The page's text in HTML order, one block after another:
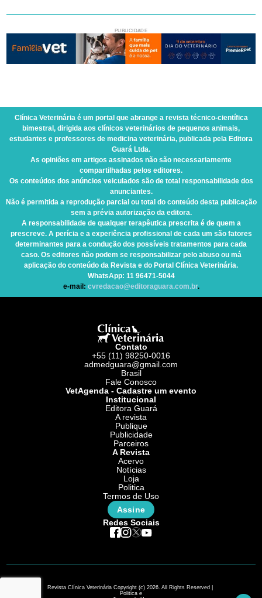
PUBLICIDADE
Clínica Veterinária é um portal que abrange a revista técnico-científica
bimestral, dirigida aos clínicos veterinários de pequenos animais,
estudantes e professores de medicina veterinária, publicada pela Editora
Guará Ltda.
As opiniões em artigos assinados não são necessariamente
compartilhadas pelos editores.
Os conteúdos dos anúncios veiculados são de total responsabilidade dos
anunciantes.
Não é permitida a reprodução parcial ou total do conteúdo desta publicação
sem a prévia autorização da editora.
A responsabilidade de qualquer terapêutica prescrita é de quem a
prescreve. A perícia e a experiência profissional de cada um são fatores
determinantes para a condução dos possíveis tratamentos para cada
caso. Os editores não podem se responsabilizar pelo abuso ou má
aplicação do conteúdo da Revista e do Portal Clínica Veterinária.
WhatsApp: 11 96471-5044
e-mail: cvredacao@editoraguara.com.br.
Contato
+55 (11) 98250-0016
admedguara@gmail.com
Brasil
Fale Conosco
VetAgenda - Cadastre um evento
Institucional
Editora Guará
A revista
Publique
Publicidade
Parceiros
A Revista
Acervo
Notícias
Loja
Politica
Termos de Uso
Assine
Redes Sociais
Revista Clínica Veterinária Copyright (c) 2026. All Rights Reserved |
Politica e